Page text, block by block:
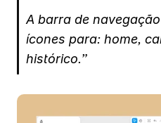
A barra de
ícones para: home,
histórico.”